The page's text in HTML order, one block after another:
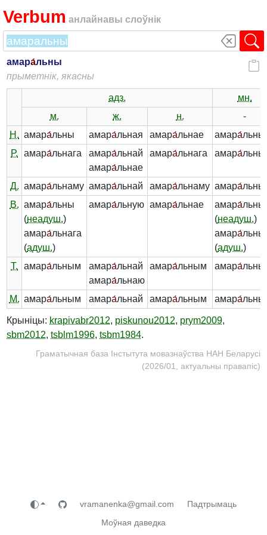
Verbum анлайнавы слоўнік
амара́льны
прыметнік, якасны
адз.
мн.
м.
ж. н.
-
Н. амара́льны амара́льная амара́льнае амара́
Р.
амара́льнага амара́льнай
амара́льнае
амара́льнага амара́
Д. амара́льнаму амара́льнай амара́льнаму амара́
В. амара́льны
(неадуш.)
амара́льнага
(адуш.)
амара́льную амара́льнае амара́
(неадуш.)
амара́
(адуш.)
Т.
амара́льным амара́льнай
амара́льнаю
амара́льным амара́
М. амара́льным амара́льнай амара́льным амара́
Крыніцы: krapivabr2012, piskunou2012, prym2009,
sbm2012, tsblm1996, tsbm1984.
Граматычная база Інстытута мовазнаўства НАН Беларусі
(2026/01, актуальны правапіс)
vramanenka@gmail.com
Падтрымаць
Моўная даведка